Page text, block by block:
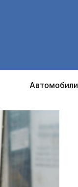
Автомобили